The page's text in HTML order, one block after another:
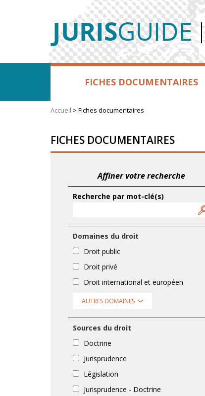
FICHES DOCUMENTAIRES
Accueil > Fiches documentaires
FICHES DOCUMENTAIRES
Affiner votre recherche
Recherche par mot-clé(s)
Domaines du droit
Droit public
Droit privé
Droit international et européen
AUTRES DOMAINES
Sources du droit
Doctrine
Jurisprudence
Législation
Jurisprudence - Doctrine